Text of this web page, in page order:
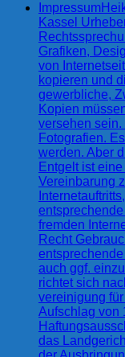
Impressum
Kassel
Grafiken,
von
kopieren und
gewerbliche,
Kopien
versehen
Fotografien.
werden. Aber
Entgelt ist
Vereinbarung
fremden
Recht
auch ggf.
richtet sich
vereinigung
Aufschlag von
das